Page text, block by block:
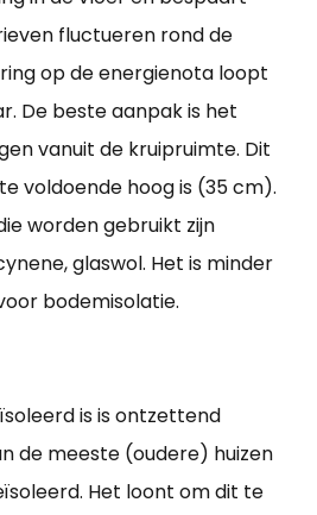
fluctueren rond de
op de energienota loopt
De beste aanpak is het
vanuit de kruipruimte. Dit
voldoende hoog is (35 cm).
worden gebruikt zijn
glaswol. Het is minder
bodemisolatie.
is is ontzettend
de meeste (oudere) huizen
Het loont om dit te